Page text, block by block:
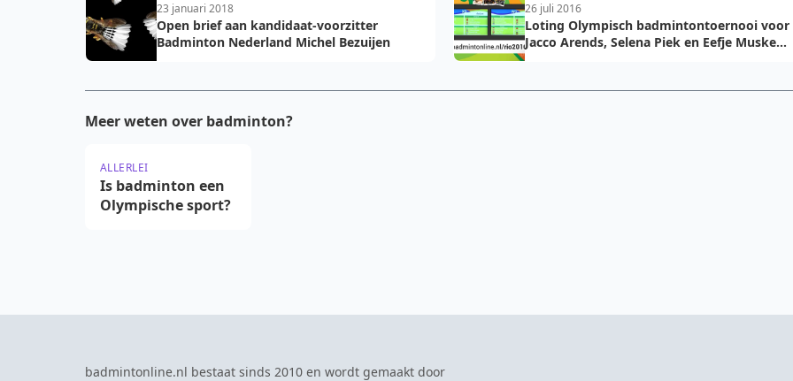
23 januari 2018
Open brief aan kandidaat-voorzitter
Badminton Nederland Michel Bezuijen
26 juli 2016
Loting Olympisch badmintontoernooi voor
Jacco Arends, Selena Piek en Eefje Muskens
Meer weten over badminton?
ALLERLEI
Is badminton een
Olympische sport?
badmintonline.nl bestaat sinds 2010 en wordt gemaakt door